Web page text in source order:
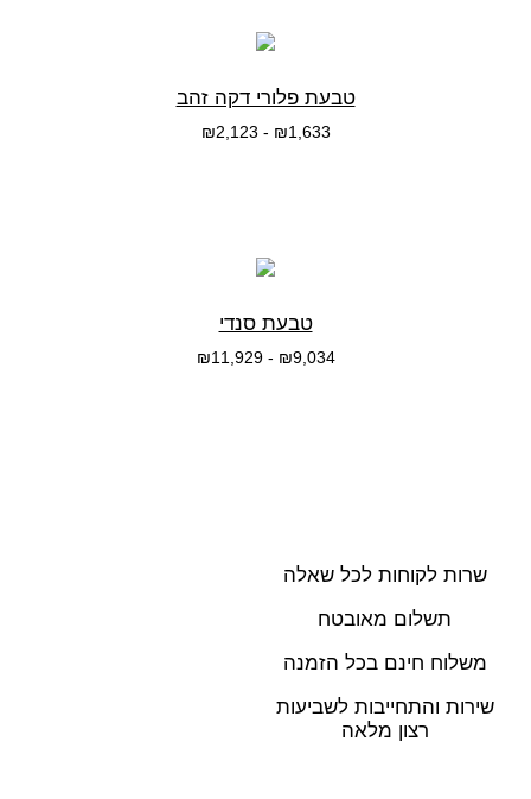
טבעת פלורי דקה זהב
₪1,633
-
₪2,123
טבעת סנדי
₪9,034
-
₪11,929
שרות לקוחות לכל שאלה
תשלום מאובטח
משלוח חינם בכל הזמנה
שירות והתחייבות לשביעות
רצון מלאה